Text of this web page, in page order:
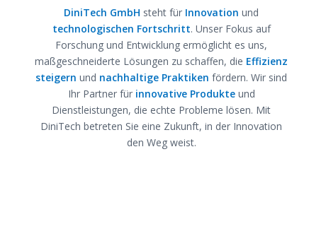
DiniTech GmbH steht für Innovation und
technologischen Fortschritt. Unser Fokus auf
Forschung und Entwicklung ermöglicht es uns,
maßgeschneiderte Lösungen zu schaffen, die Effizienz
steigern und nachhaltige Praktiken fördern. Wir sind
Ihr Partner fürinnovative Produkteund
Dienstleistungen, die echte Probleme lösen. Mit
DiniTech betreten Sie eine Zukunft, in der Innovation
den Weg weist.